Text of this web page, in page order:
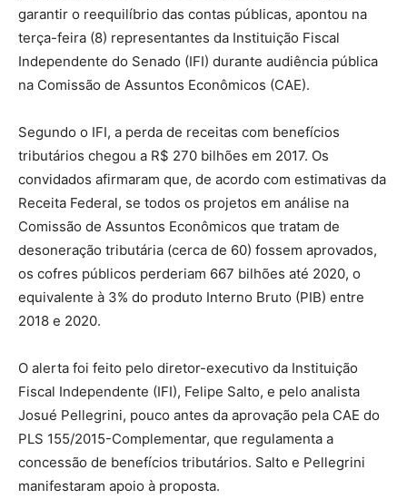
garantir o reequilíbrio das contas públicas, apontou na
terça-feira (8) representantes da Instituição Fiscal
Independente do Senado (IFI) durante audiência pública
na Comissão de Assuntos Econômicos (CAE).
Segundo o IFI, a perda de receitas com benefícios
tributários chegou a R$ 270 bilhões em 2017. Os
convidados afirmaram que, de acordo com estimativas da
Receita Federal, se todos os projetos em análise na
Comissão de Assuntos Econômicos que tratam de
desoneração tributária (cerca de 60) fossem aprovados,
os cofres públicos perderiam 667 bilhões até 2020, o
equivalente à 3% do produto Interno Bruto (PIB) entre
2018 e 2020.
O alerta foi feito pelo diretor-executivo da Instituição
Fiscal Independente (IFI), Felipe Salto, e pelo analista
Josué Pellegrini, pouco antes da aprovação pela CAE do
PLS 155/2015-Complementar, que regulamenta a
concessão de benefícios tributários. Salto e Pellegrini
manifestaram apoio à proposta.